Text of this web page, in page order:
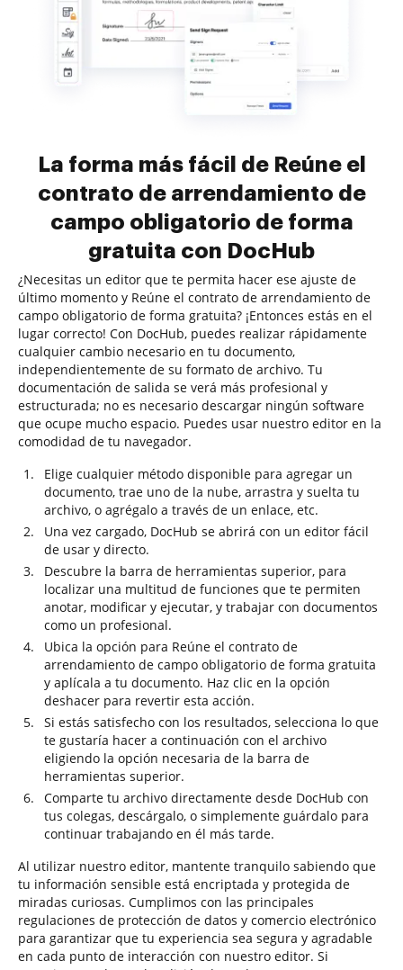
La forma más fácil de Reúne el
contrato de arrendamiento de
campo obligatorio de forma
gratuita con DocHub
¿Necesitas un editor que te permita hacer ese ajuste de
último momento y Reúne el contrato de arrendamiento de
campo obligatorio de forma gratuita? ¡Entonces estás en el
lugar correcto! Con DocHub, puedes realizar rápidamente
cualquier cambio necesario en tu documento,
independientemente de su formato de archivo. Tu
documentación de salida se verá más profesional y
estructurada; no es necesario descargar ningún software
que ocupe mucho espacio. Puedes usar nuestro editor en la
comodidad de tu navegador.
Elige cualquier método disponible para agregar un
documento, trae uno de la nube, arrastra y suelta tu
archivo, o agrégalo a través de un enlace, etc.
Una vez cargado, DocHub se abrirá con un editor fácil
de usar y directo.
Descubre la barra de herramientas superior, para
localizar una multitud de funciones que te permiten
anotar, modificar y ejecutar, y trabajar con documentos
como un profesional.
Ubica la opción para Reúne el contrato de
arrendamiento de campo obligatorio de forma gratuita
y aplícala a tu documento. Haz clic en la opción
deshacer para revertir esta acción.
Si estás satisfecho con los resultados, selecciona lo que
te gustaría hacer a continuación con el archivo
eligiendo la opción necesaria de la barra de
herramientas superior.
Comparte tu archivo directamente desde DocHub con
tus colegas, descárgalo, o simplemente guárdalo para
continuar trabajando en él más tarde.
Al utilizar nuestro editor, mantente tranquilo sabiendo que
tu información sensible está encriptada y protegida de
miradas curiosas. Cumplimos con las principales
regulaciones de protección de datos y comercio electrónico
para garantizar que tu experiencia sea segura y agradable
en cada punto de interacción con nuestro editor. Si